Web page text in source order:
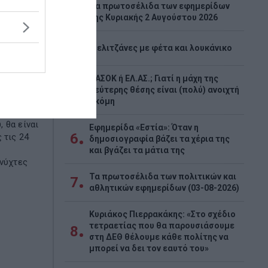
ο
είναι
τις 24
Tα πρωτοσέλιδα των εφημερίδων
της Κυριακής 2 Αυγούστου 2026
Μελιτζάνες με φέτα και λουκάνικο
ΠΑΣΟΚ ή ΕΛ.ΑΣ.; Γιατί η μάχη της
δεύτερης θέσης είναι (πολύ) ανοιχτή
ακόμη
6
Εφημερίδα «Εστία»: Όταν η
δημοσιογραφία βάζει τα χέρια της
και βγάζει τα μάτια της
7
Τα πρωτοσέλιδα των πολιτικών και
αθλητικών εφημερίδων (03-08-2026)
8
Κυριάκος Πιερρακάκης: «Στο σχέδιο
τετραετίας που θα παρουσιάσουμε
στη ΔΕΘ θέλουμε κάθε πολίτης να
μπορεί να δει τον εαυτό του»